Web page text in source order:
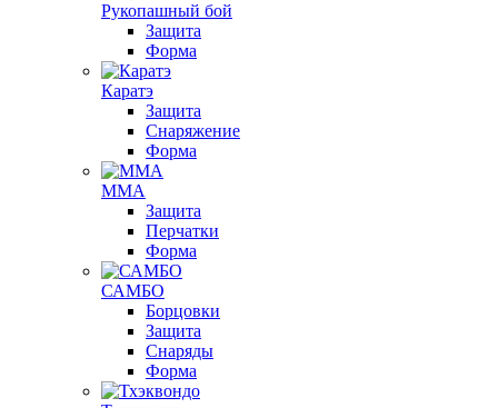
Рукопашный бой
Защита
Форма
Каратэ
Защита
Снаряжение
Форма
ММА
Защита
Перчатки
Форма
САМБО
Борцовки
Защита
Снаряды
Форма